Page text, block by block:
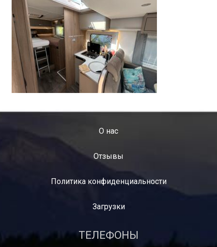
O нас
Отзывы
Политика конфиденциальности
Загрузки
ТЕЛЕФОНЫ